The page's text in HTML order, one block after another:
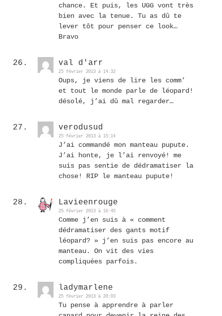
chance. Et puis, les UGG vont très
bien avec la tenue. Tu as dû te
lever tôt pour penser ce look…
Bravo
val d'arr
25 février 2013 à 14:32
Oups, je viens de lire les comm’
et tout le monde parle de léopard!
désolé, j’ai dû mal regarder…
verodusud
25 février 2013 à 15:14
J’ai commandé mon manteau pupute.
J’ai honte, je l’ai renvoyé! me
suis pas sentie de dédramatiser la
chose! RIP le manteau pupute!
Lavieenrouge
25 février 2013 à 16:45
Comme j’en suis à « comment
dédramatiser des gants motif
léopard? » j’en suis pas encore au
manteau. On vit des vies
compliquées parfois.
ladymarlene
25 février 2013 à 20:03
Tu pense à apprendre à parler